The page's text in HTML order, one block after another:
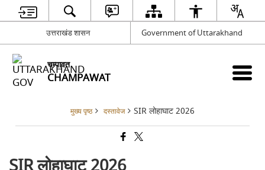
उत्तराखंड शासन Government of Uttarakhand
चम्पावत
CHAMPAWAT
मुख्य पृष्ठ दस्तावेज SIR लोहाघाट 2026